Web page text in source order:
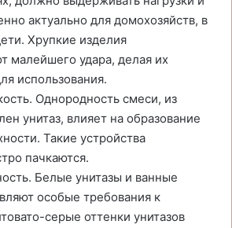
актуально для домохозяйств, в
Хрупкие изделия
малейшего удара, делая их
использования.
Однородность смеси, из
унитаз, влияет на образование
Такие устройства
пачкаются.
Белые унитазы и ванные
особые требования к
серые оттенки унитазов